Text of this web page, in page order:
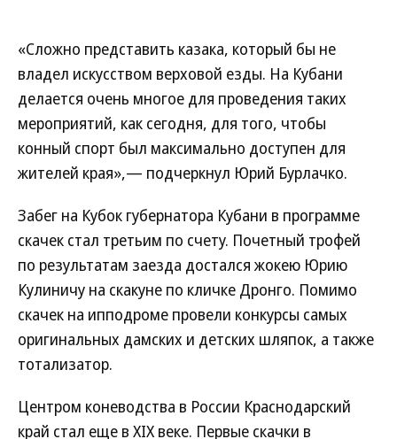
«Сложно представить казака, который бы не
владел искусством верховой езды. На Кубани
делается очень многое для проведения таких
мероприятий, как сегодня, для того, чтобы
конный спорт был максимально доступен для
жителей края»,— подчеркнул Юрий Бурлачко.
Забег на Кубок губернатора Кубани в программе
скачек стал третьим по счету. Почетный трофей
по результатам заезда достался жокею Юрию
Кулиничу на скакуне по кличке Дронго. Помимо
скачек на ипподроме провели конкурсы самых
оригинальных дамских и детских шляпок, а также
тотализатор.
Центром коневодства в России Краснодарский
край стал еще в XIX веке. Первые скачки в